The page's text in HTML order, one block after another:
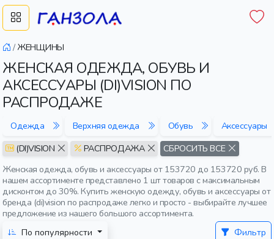
/ ЖЕНЩИНЫ
ЖЕНСКАЯ ОДЕЖДА, ОБУВЬ И
АКСЕССУАРЫ (DI)VISION ПО
РАСПРОДАЖЕ
Одежда Верхняя одежда Обувь
Аксессуары
(DI)VISION
РАСПРОДАЖА
СБРОСИТЬ ВСЕ
Женская одежда, обувь и аксессуары от 153720 до 153720 руб. В
нашем ассортименте представлено 1 шт товаров с максимальным
дисконтом до 30%. Купить женскую одежду, обувь и аксессуары от
бренда (di)vision по распродаже легко и просто - выбирайте лучшее
предложение из нашего большого ассортимента.
По популярности
Фильтр